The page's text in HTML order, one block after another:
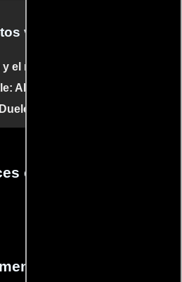
visuales
el reino perdido
Al rescate
externos